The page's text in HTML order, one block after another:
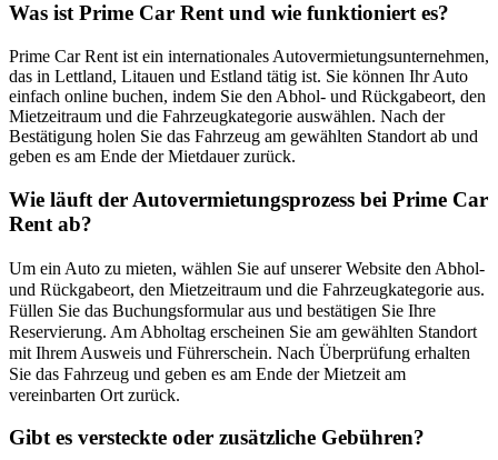
Was ist Prime Car Rent und wie funktioniert es?
Prime Car Rent ist ein internationales Autovermietungsunternehmen,
das in Lettland, Litauen und Estland tätig ist. Sie können Ihr Auto
einfach online buchen, indem Sie den Abhol- und Rückgabeort, den
Mietzeitraum und die Fahrzeugkategorie auswählen. Nach der
Bestätigung holen Sie das Fahrzeug am gewählten Standort ab und
geben es am Ende der Mietdauer zurück.
Wie läuft der Autovermietungsprozess bei Prime Car
Rent ab?
Um ein Auto zu mieten, wählen Sie auf unserer Website den Abhol-
und Rückgabeort, den Mietzeitraum und die Fahrzeugkategorie aus.
Füllen Sie das Buchungsformular aus und bestätigen Sie Ihre
Reservierung. Am Abholtag erscheinen Sie am gewählten Standort
mit Ihrem Ausweis und Führerschein. Nach Überprüfung erhalten
Sie das Fahrzeug und geben es am Ende der Mietzeit am
vereinbarten Ort zurück.
Gibt es versteckte oder zusätzliche Gebühren?